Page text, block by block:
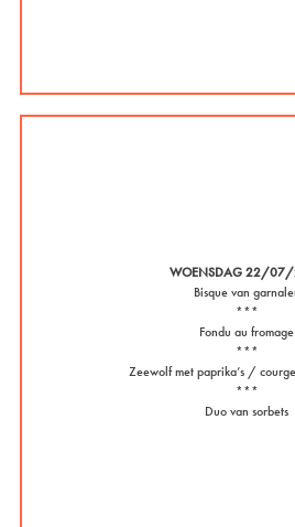
WOENSDAG 22/
Bisque van
***
Fondu au fromage
***
Zeewolf met paprika’s /
***
Duo van sorbets